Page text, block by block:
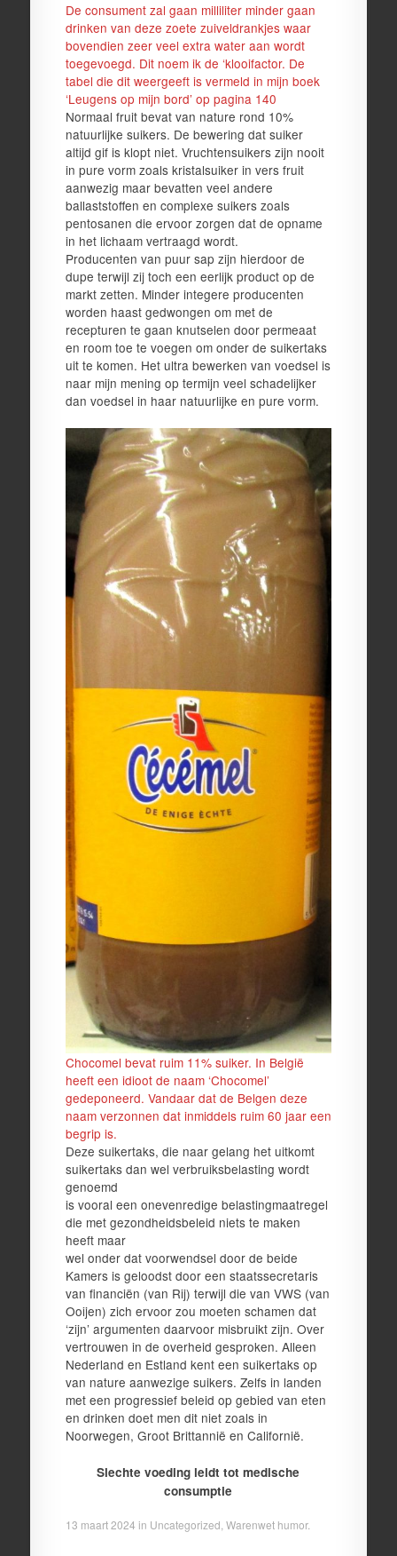
De consument zal gaan milliliter minder gaan
drinken van deze zoete zuiveldrankjes waar
bovendien zeer veel extra water aan wordt
toegevoegd. Dit noem ik de ‘klooifactor. De
tabel die dit weergeeft is vermeld in mijn boek
‘Leugens op mijn bord’ op pagina 140
Normaal fruit bevat van nature rond 10%
natuurlijke suikers. De bewering dat suiker
altijd gif is klopt niet. Vruchtensuikers zijn nooit
in pure vorm zoals kristalsuiker in vers fruit
aanwezig maar bevatten veel andere
ballaststoffen en complexe suikers zoals
pentosanen die ervoor zorgen dat de opname
in het lichaam vertraagd wordt.
Producenten van puur sap zijn hierdoor de
dupe terwijl zij toch een eerlijk product op de
markt zetten. Minder integere producenten
worden haast gedwongen om met de
recepturen te gaan knutselen door permeaat
en room toe te voegen om onder de suikertaks
uit te komen. Het ultra bewerken van voedsel is
naar mijn mening op termijn veel schadelijker
dan voedsel in haar natuurlijke en pure vorm.
Chocomel bevat ruim 11% suiker. In België
heeft een idioot de naam ‘Chocomel’
gedeponeerd. Vandaar dat de Belgen deze
naam verzonnen dat inmiddels ruim 60 jaar een
begrip is.
Deze suikertaks, die naar gelang het uitkomt
suikertaks dan wel verbruiksbelasting wordt
genoemd
is vooral een onevenredige belastingmaatregel
die met gezondheidsbeleid niets te maken
heeft maar
wel onder dat voorwendsel door de beide
Kamers is geloodst door een staatssecretaris
van financiën (van Rij) terwijl die van VWS (van
Ooijen) zich ervoor zou moeten schamen dat
‘zijn’ argumenten daarvoor misbruikt zijn. Over
vertrouwen in de overheid gesproken. Alleen
Nederland en Estland kent een suikertaks op
van nature aanwezige suikers. Zelfs in landen
met een progressief beleid op gebied van eten
en drinken doet men dit niet zoals in
Noorwegen, Groot Brittannië en Californië.
Slechte voeding leidt tot medische
consumptie
13 maart 2024 in Uncategorized Warenwet humor.